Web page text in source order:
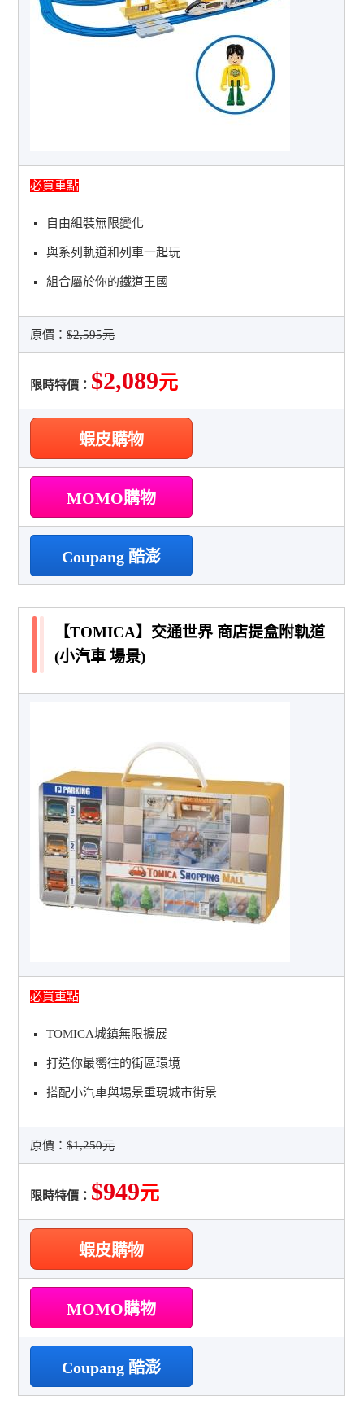
必買重點
自由組裝無限變化
與系列軌道和列車一起玩
組合屬於你的鐵道王國
原價：$2,595元
限時特價： $2,089元
蝦皮購物
MOMO購物
Coupang 酷澎
【TOMICA】交通世界 商店提盒附軌道
(小汽車 場景)
必買重點
TOMICA城鎮無限擴展
打造你最嚮往的街區環境
搭配小汽車與場景重現城市街景
原價：$1,250元
限時特價： $949元
蝦皮購物
MOMO購物
Coupang 酷澎